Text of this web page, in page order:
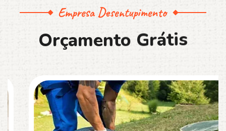
Empresa Desentupimento
Orçamento Grátis